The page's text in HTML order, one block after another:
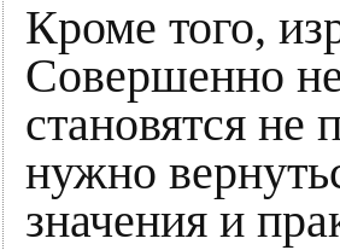
Кроме того,
Совершенно
становятся не
нужно
значения и